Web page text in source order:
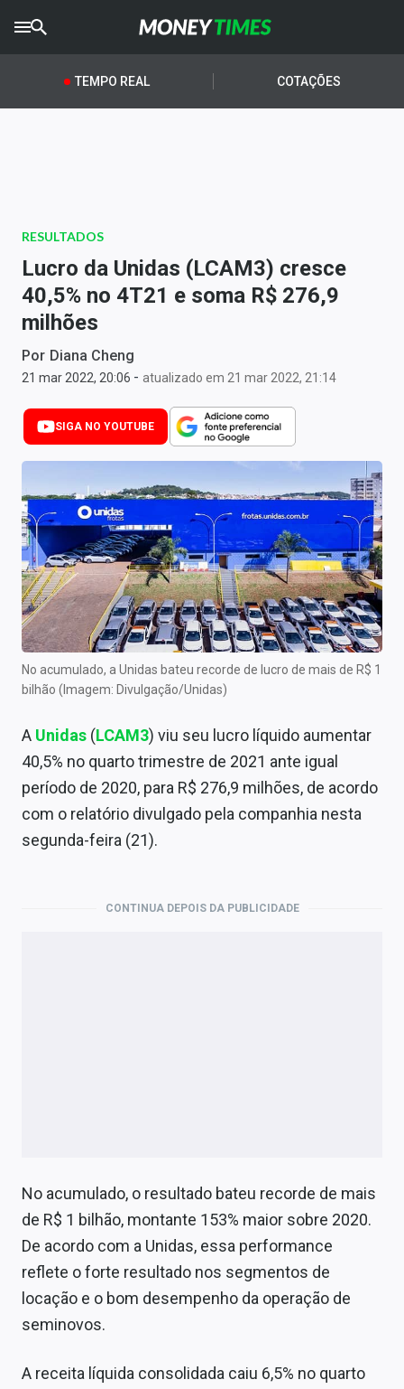
CRYPTOTIMES
AGROTIMES
Newsletters
Money Trader
Anuncie
Últimas Notícias
Newsletters
Cotações
Comprar ou vender?
Carteiras Recomendadas
Central de Dividendos
Central de Fundos Imobiliários
Central dos IPOs
Renda Fixa
Finanças Pessoais
Mercados
Economia
Empresas
Conteúdo de Marca
Sobre
Expediente
Contato
TEMPO REAL COTAÇÕES
RESULTADOS
Lucro da Unidas (LCAM3) cresce
40,5% no 4T21 e soma R$ 276,9
milhões
Por Diana Cheng
21 mar 2022, 20:06 - atualizado em 21 mar 2022, 21:14
SIGA NO YOUTUBE
No acumulado, a Unidas bateu recorde de lucro de mais de R$ 1
bilhão (Imagem: Divulgação/Unidas)
A Unidas (LCAM3) viu seu lucro líquido aumentar
40,5% no quarto trimestre de 2021 ante igual
período de 2020, para R$ 276,9 milhões, de acordo
com o relatório divulgado pela companhia nesta
segunda-feira (21).
CONTINUA DEPOIS DA PUBLICIDADE
No acumulado, o resultado bateu recorde de mais
de R$ 1 bilhão, montante 153% maior sobre 2020.
De acordo com a Unidas, essa performance
reflete o forte resultado nos segmentos de
locação e o bom desempenho da operação de
seminovos.
A receita líquida consolidada caiu 6,5% no quarto